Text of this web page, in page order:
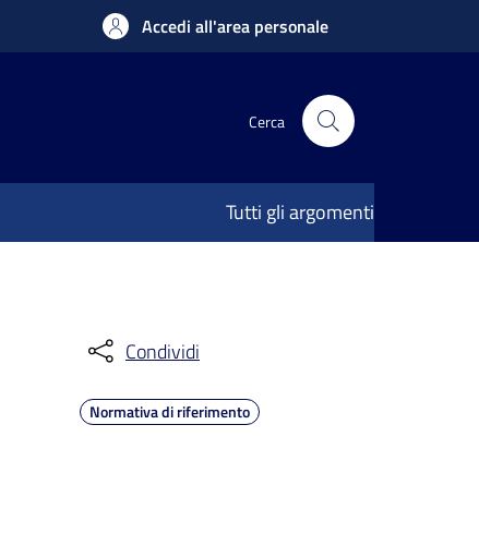
Accedi all'area personale
Cerca
Tutti gli argomenti
Condividi
Normativa di riferimento